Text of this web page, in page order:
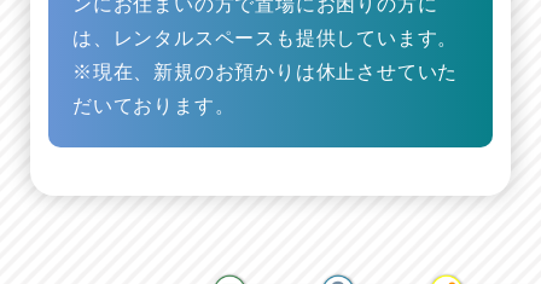
は、レンタルスペースも提供しています。
※現在、新規のお預かりは休止させていた
だいております。